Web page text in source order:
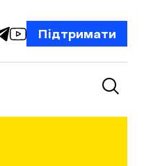
Підтримати